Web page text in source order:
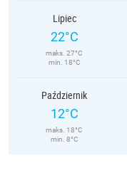
Lipiec
22°C
maks. 27°C
min. 18°C
Październik
12°C
maks. 18°C
min. 8°C